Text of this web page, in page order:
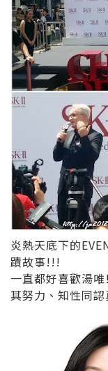
炎熱天底下的
蹟故事!!!
一直都好喜歡湯唯!
其努力、知性同